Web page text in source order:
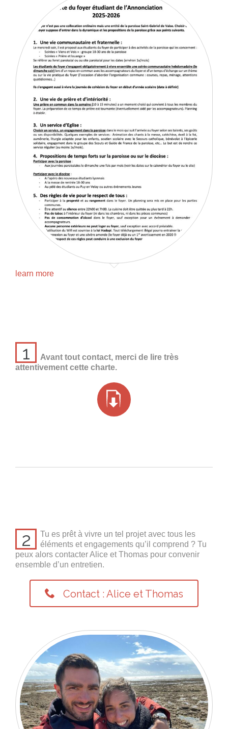
learn more
1
Avant tout contact, merci de lire très
attentivement cette charte.

2
Tu es prêt à vivre un tel projet avec tous les
éléments et engagements qu’il comprend ? Tu
peux alors contacter Alice et Thomas pour convenir
ensemble d’un entretien.
 Contact : Alice et Thomas